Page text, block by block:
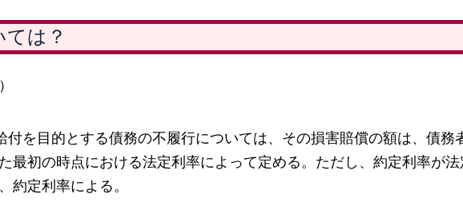
は？
を目的とする債務の不履行については、その損害賠償の額は、債務
最初の時点における法定利率によって定める。ただし、約定利率が法
約定利率による。